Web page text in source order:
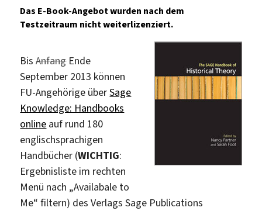
Das E-Book-Angebot wurden nach dem
Testzeitraum nicht weiterlizenziert.
BisAnfangEnde
September 2013 können
FU-Angehörige überSage
Knowledge: Handbooks
online auf rund 180
englischsprachigen
Handbücher (WICHTIG:
Ergebnisliste im rechten
Menü nach „Availabale to
Me“ filtern) des Verlags Sage Publications